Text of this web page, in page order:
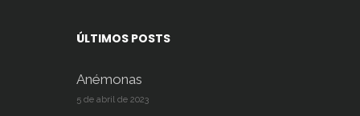
ÚLTIMOS POSTS
Anémonas
5 de abril de 2023